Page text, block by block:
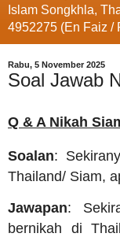
Islam Songkhla,
4952275 (En Faiz /
Rabu, 5 November 2025
Soal Jawab
Q & A Nikah
Soalan:
Thailand/ Siam,
Jawapan:
bernikah di